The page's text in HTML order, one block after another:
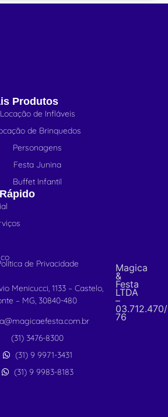
Produtos
Locação de Infláveis
de Brinquedos
Personagens
Festa Junina
Buffet Infantil
de Privacidade
Menicucci, 1133 – Castelo,
– MG, 30840-480
(31) 3476-8300
(31) 9 9971-3431
(31) 9 9983-8183
Magica
&
Festa
LTDA
–
76